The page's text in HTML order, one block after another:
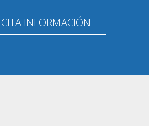
INFORMACIÓN